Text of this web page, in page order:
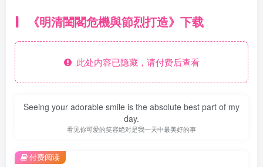
《明清閨閣危機與節烈打造》下载
此处内容已隐藏，请付费后查看
Seeing your adorable smile is the absolute best part of my
day.
看见你可爱的笑容绝对是我一天中最美好的事
付费阅读